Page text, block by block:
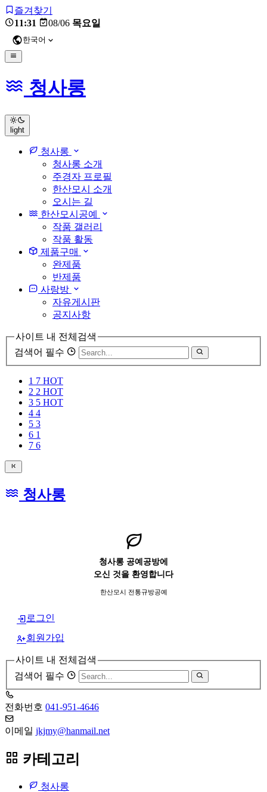
즐겨찾기
11:31
08/06 목요일
한국어
청사롱
light
청사롱
청사롱 소개
주경자 프로필
한산모시 소개
오시는 길
한산모시공예
작품 갤러리
작품 활동
제품구매
완제품
반제품
사랑방
자유게시판
공지사항
사이트 내 전체검색
검색어 필수
1 7 HOT
2 2 HOT
3 5 HOT
4 4
5 3
6 1
7 6
청사롱
청사롱 공예공방에
오신 것을 환영합니다
한산모시 전통규방공예
로그인
회원가입
사이트 내 전체검색
검색어 필수
전화번호 041-951-4646
이메일 jkjmy@hanmail.net
카테고리
청사롱